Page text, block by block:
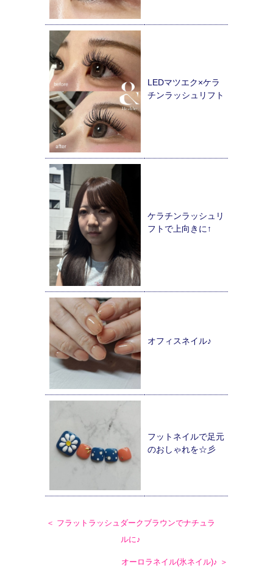
LEDマツエク×ケラ
チンラッシュリフト
ケラチンラッシュリ
フトで上向きに↑
オフィスネイル♪
フットネイルで足元
のおしゃれを☆彡
＜ フラットラッシュダークブラウンでナチュラ
ルに♪
オーロラネイル(氷ネイル)♪ ＞